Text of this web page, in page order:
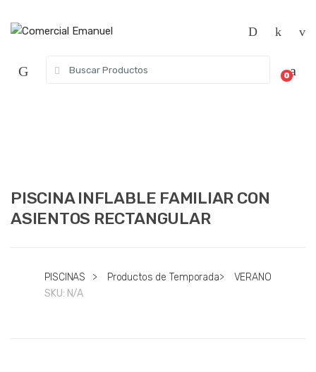
de:
0
PISCINA INFLABLE FAMILIAR CON
ASIENTOS RECTANGULAR
PISCINAS > Productos de Temporada>
VERANO
SKU: N/A